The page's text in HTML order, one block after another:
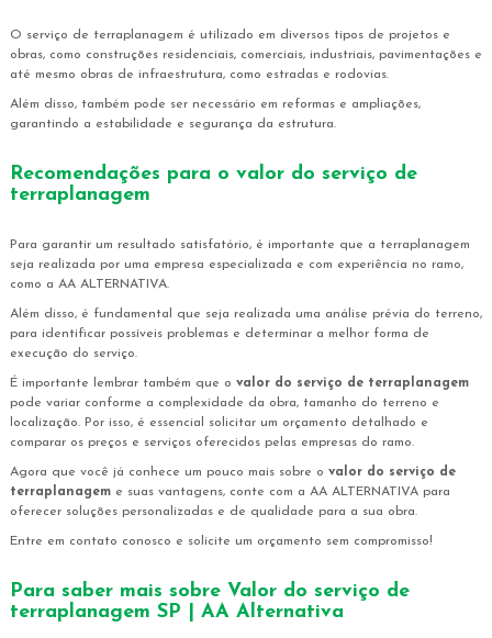
O serviço de terraplanagem é utilizado em diversos tipos de projetos e
obras, como construções residenciais, comerciais, industriais, pavimentações e
até mesmo obras de infraestrutura, como estradas e rodovias.
Além disso, também pode ser necessário em reformas e ampliações,
garantindo a estabilidade e segurança da estrutura.
Recomendações para o valor do serviço de
terraplanagem
Para garantir um resultado satisfatório, é importante que a terraplanagem
seja realizada por uma empresa especializada e com experiência no ramo,
como a AA ALTERNATIVA.
Além disso, é fundamental que seja realizada uma análise prévia do terreno,
para identificar possíveis problemas e determinar a melhor forma de
execução do serviço.
É importante lembrar também que o valor do serviço de terraplanagem
pode variar conforme a complexidade da obra, tamanho do terreno e
localização. Por isso, é essencial solicitar um orçamento detalhado e
comparar os preços e serviços oferecidos pelas empresas do ramo.
Agora que você já conhece um pouco mais sobre o valor do serviço de
terraplanagem e suas vantagens, conte com a AA ALTERNATIVA para
oferecer soluções personalizadas e de qualidade para a sua obra.
Entre em contato conosco e solicite um orçamento sem compromisso!
Para saber mais sobre Valor do serviço de
terraplanagem SP | AA Alternativa